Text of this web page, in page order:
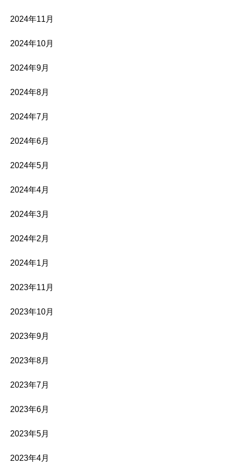
2024年11月
2024年10月
2024年9月
2024年8月
2024年7月
2024年6月
2024年5月
2024年4月
2024年3月
2024年2月
2024年1月
2023年11月
2023年10月
2023年9月
2023年8月
2023年7月
2023年6月
2023年5月
2023年4月